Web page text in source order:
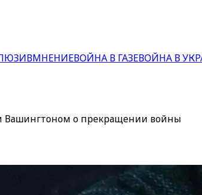
МНЕНИЕВОЙНА В ГАЗЕВОЙНА В
Вашингтоном о прекращении войны